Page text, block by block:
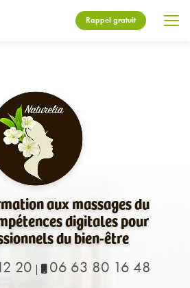
Rappel gratuit
aux massages du
digitales pour
du bien-être
20
06 63 80 16 48